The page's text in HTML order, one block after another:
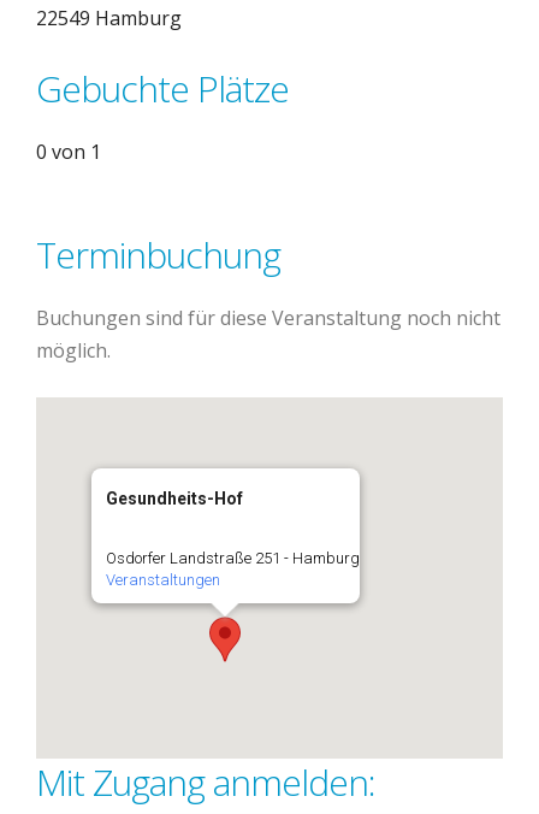
22549 Hamburg
Gebuchte Plätze
0 von 1
Terminbuchung
Buchungen sind für diese Veranstaltung noch nicht
möglich.
Gesundheits-Hof
Osdorfer Landstraße 251 - Hamburg
Veranstaltungen
Mit Zugang anmelden: